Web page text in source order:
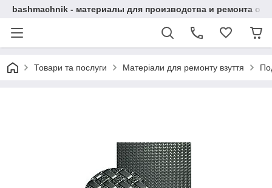
bashmachnik - материалы для производства и ремонта
Товари та послуги Матеріали для ремонту взуття